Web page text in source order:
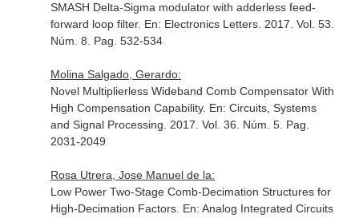
SMASH Delta-Sigma modulator with adderless feed-
forward loop filter. En: Electronics Letters. 2017. Vol. 53.
Núm. 8. Pag. 532-534
Molina Salgado, Gerardo:
Novel Multiplierless Wideband Comb Compensator With
High Compensation Capability. En: Circuits, Systems
and Signal Processing . 2017. Vol. 36. Núm. 5. Pag.
2031-2049
Rosa Utrera, Jose Manuel de la:
Low Power Two-Stage Comb-Decimation Structures for
High-Decimation Factors. En: Analog Integrated Circuits